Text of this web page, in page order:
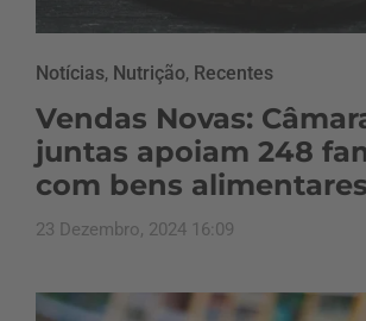
Notícias, Nutrição, Recentes
Vendas Novas:
juntas apoiam 248
com bens alimentares
23 Dezembro, 2024 16:09